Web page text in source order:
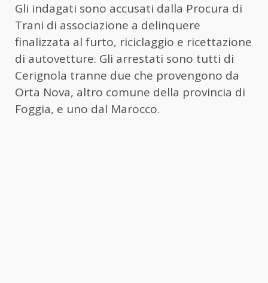
Gli indagati sono accusati dalla Procura di
Trani di associazione a delinquere
finalizzata al furto, riciclaggio e ricettazione
di autovetture. Gli arrestati sono tutti di
Cerignola tranne due che provengono da
Orta Nova, altro comune della provincia di
Foggia, e uno dal Marocco.